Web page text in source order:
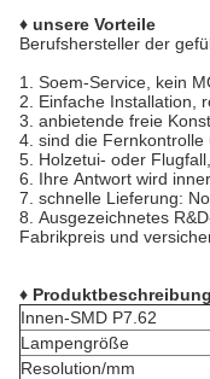
♦ unsere Vorteile
Berufshersteller der
1. Soem-Service, kein
2. Einfache Installation,
3. anbietende freie
4. sind die Fernkontrolle
5. Holzetui- oder
6. Ihre Antwort wird
7. schnelle Lieferung:
8. Ausgezeichnetes
Fabrikpreis und
♦ Produktbeschreibung
Innen-SMD P7.62
Lampengröße
Resolution/mm